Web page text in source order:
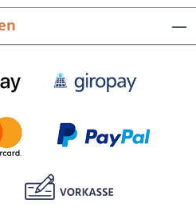
Anspruch und
pfälzischen
unter den
übereinstimmten
Motiven sich Altmeier
Michael Ucharim,
Förderalismus und
Die Bund-
der
Landtages für die